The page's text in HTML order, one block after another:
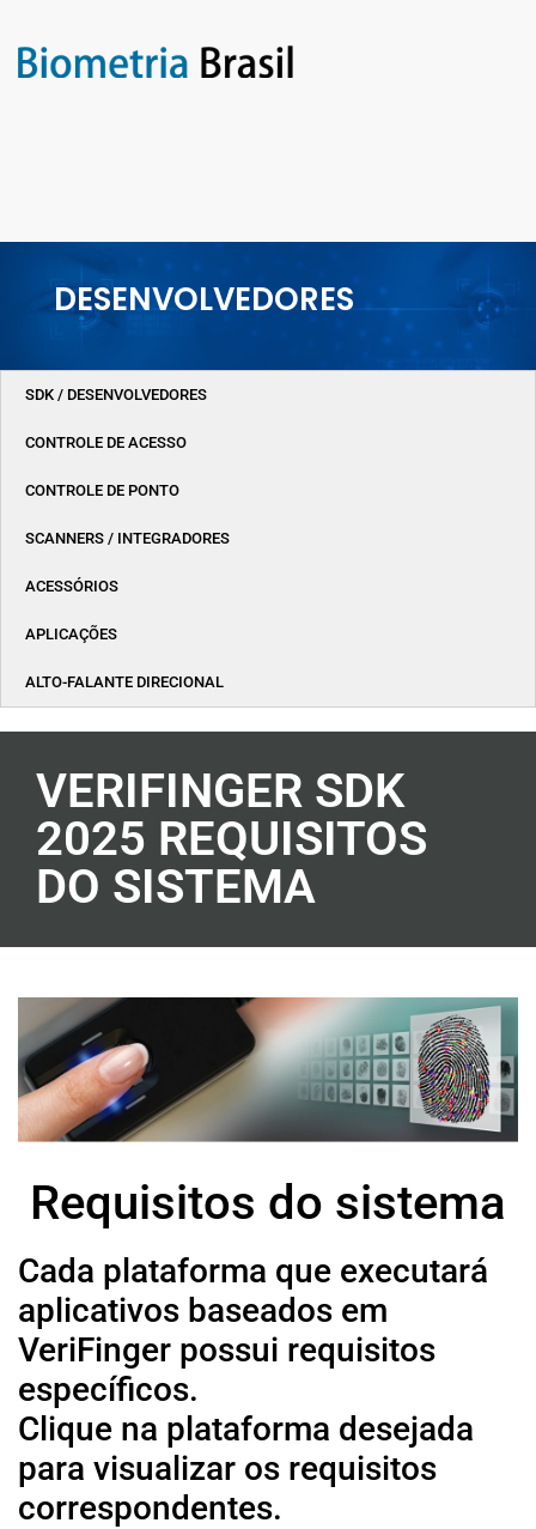
DESENVOLVEDORES
SDK / DESENVOLVEDORES
CONTROLE DE ACESSO
CONTROLE DE PONTO
SCANNERS / INTEGRADORES
ACESSÓRIOS
APLICAÇÕES
ALTO-FALANTE DIRECIONAL
VERIFINGER SDK
2025 REQUISITOS
DO SISTEMA
Requisitos do sistema
Cada plataforma que executará
aplicativos baseados em
VeriFinger possui requisitos
específicos.
Clique na plataforma desejada
para visualizar os requisitos
correspondentes.